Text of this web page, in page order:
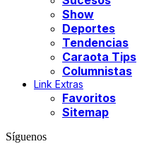
Show
Deportes
Tendencias
Caraota Tips
Columnistas
Link Extras
Favoritos
Sitemap
Síguenos